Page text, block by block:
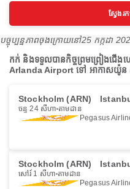
ស្វែងរ
បច្ចុប្បន្នភាពចុងក្រោយនៅ25 កក្កដា
កក់ និងទទួលបានកិច្ចព្រមព្រៀងជើ
Arlanda Airport ទៅ អាកាសយ៉ូន
Stockholm (ARN)
ចន្ទ 24 សីហា តាមដាន
Pegasus
Stockholm (ARN)
សៅរ៍ 1 សីហា តាមដាន
Pegasus